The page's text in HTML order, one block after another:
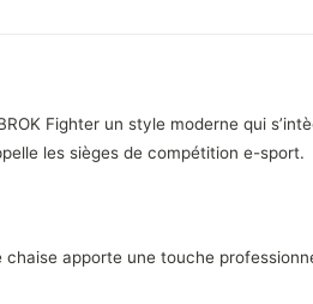
Fighter un style moderne qui
les sièges de compétition e-sport.
apporte une touche